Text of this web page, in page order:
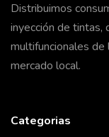
Distribuimos
inyección de
multifuncionales
mercado local.
Categorias